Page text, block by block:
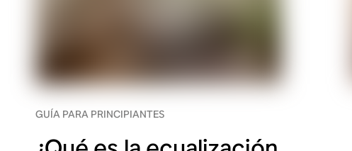
GUÍA PARA PRINCIPIANTES